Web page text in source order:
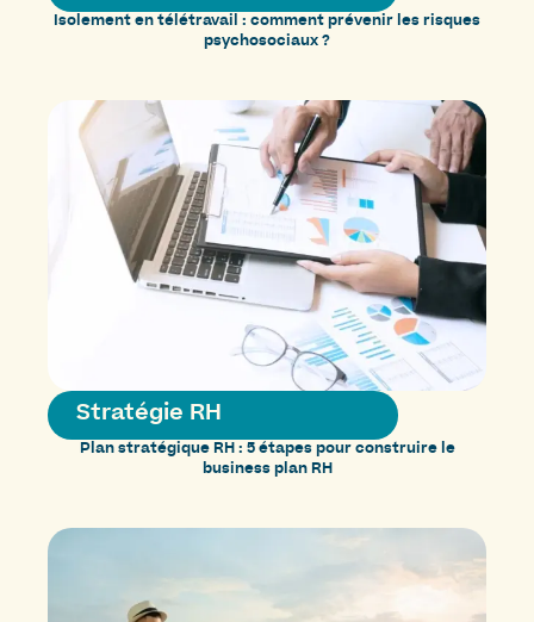
Isolement en télétravail : comment prévenir les risques
psychosociaux ?
Stratégie RH
Plan stratégique RH : 5 étapes pour construire le
business plan RH